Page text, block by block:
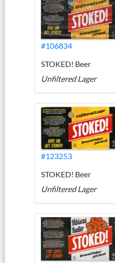
#106834
STOKED! Beer
Unfiltered Lager
#123253
STOKED! Beer
Unfiltered Lager